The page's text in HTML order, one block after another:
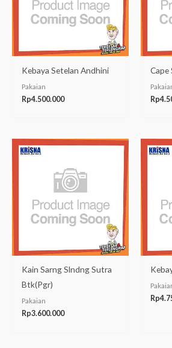
Kebaya Setelan Andhini
Pakaian
Rp4.500.000
Cape
Rp
Kain Sarng Slndng Sutra
Btk(Pgr)
Pakaian
Rp3.600.000
Rp